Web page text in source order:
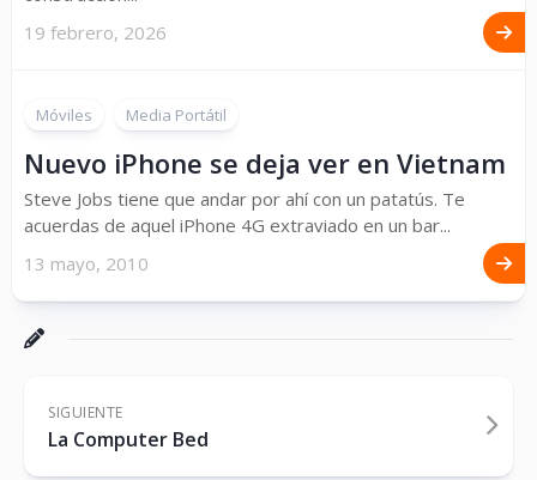
19 febrero, 2026
Móviles Media Portátil
Nuevo iPhone se deja ver en Vietnam
Steve Jobs tiene que andar por ahí con un patatús. Te
acuerdas de aquel iPhone 4G extraviado en un bar...
13 mayo, 2010
SIGUIENTE
La Computer Bed